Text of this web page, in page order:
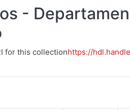
-
for this collectionhttps://